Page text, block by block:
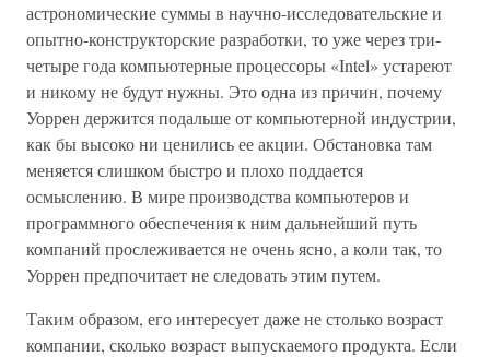
астрономические суммы в научно-исследовательские и
опытно-конструкторские разработки, то уже через три-
четыре года компьютерные процессоры «Intel» устареют
и никому не будут нужны. Это одна из причин, почему
Уоррен держится подальше от компьютерной индустрии,
как бы высоко ни ценились ее акции. Обстановка там
меняется слишком быстро и плохо поддается
осмыслению. В мире производства компьютеров и
программного обеспечения к ним дальнейший путь
компаний прослеживается не очень ясно, а коли так, то
Уоррен предпочитает не следовать этим путем.
Таким образом, его интересует даже не столько возраст
компании, сколько возраст выпускаемого продукта. Если